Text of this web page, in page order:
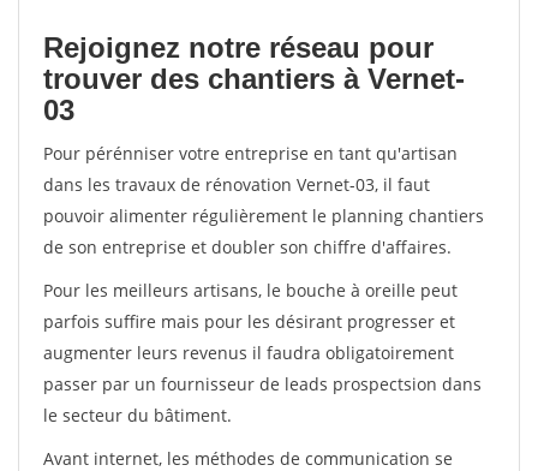
Rejoignez notre réseau pour
trouver des chantiers à Vernet-
03
Pour pérénniser votre entreprise en tant qu'artisan
dans les travaux de rénovation Vernet-03, il faut
pouvoir alimenter régulièrement le planning chantiers
de son entreprise et doubler son chiffre d'affaires.
Pour les meilleurs artisans, le bouche à oreille peut
parfois suffire mais pour les désirant progresser et
augmenter leurs revenus il faudra obligatoirement
passer par un fournisseur de leads prospectsion dans
le secteur du bâtiment.
Avant internet, les méthodes de communication se